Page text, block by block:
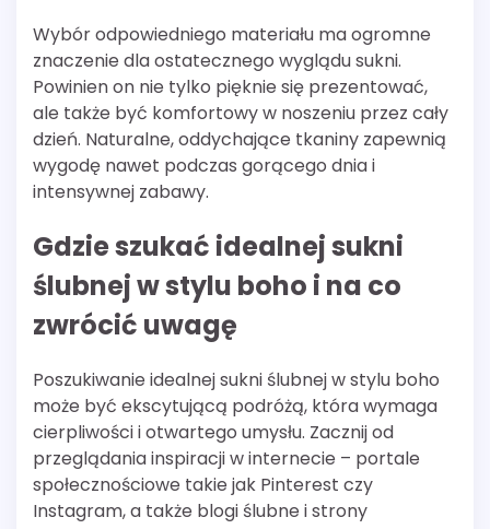
Wybór odpowiedniego materiału ma ogromne
znaczenie dla ostatecznego wyglądu sukni.
Powinien on nie tylko pięknie się prezentować,
ale także być komfortowy w noszeniu przez cały
dzień. Naturalne, oddychające tkaniny zapewnią
wygodę nawet podczas gorącego dnia i
intensywnej zabawy.
Gdzie szukać idealnej sukni
ślubnej w stylu boho i na co
zwrócić uwagę
Poszukiwanie idealnej sukni ślubnej w stylu boho
może być ekscytującą podróżą, która wymaga
cierpliwości i otwartego umysłu. Zacznij od
przeglądania inspiracji w internecie – portale
społecznościowe takie jak Pinterest czy
Instagram, a także blogi ślubne i strony